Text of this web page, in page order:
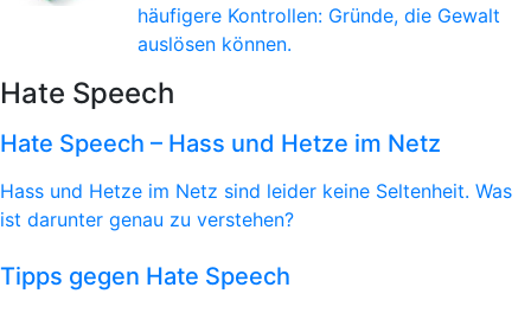
häufigere Kontrollen: Gründe, die Gewalt
auslösen können.
Hate Speech
Hate Speech – Hass und Hetze im Netz
Hass und Hetze im Netz sind leider keine Seltenheit. Was
ist darunter genau zu verstehen?
Tipps gegen Hate Speech